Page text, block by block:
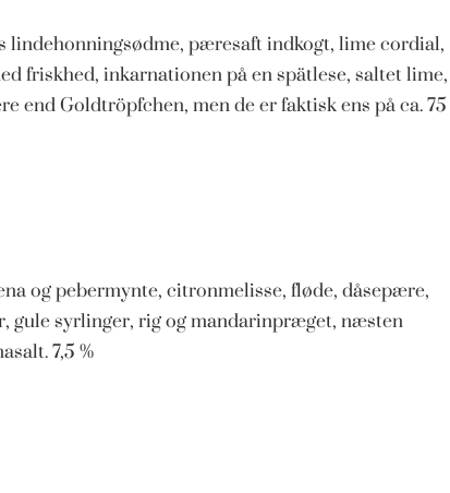
lindehonningsødme, pæresaft indkogt, lime cordial,
friskhed, inkarnationen på en spätlese, saltet lime,
end Goldtröpfchen, men de er faktisk ens på ca. 75
og pebermynte, citronmelisse, fløde, dåsepære,
gule syrlinger, rig og mandarinpræget, næsten
7,5 %